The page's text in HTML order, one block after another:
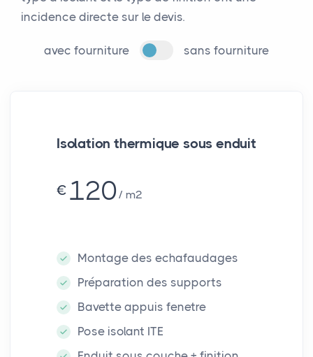
incidence directe sur le devis.
avec fourniture sans fourniture
Isolation thermique sous enduit
€ 120 m²
Montage des echafaudages
Préparation des supports
Bavette appuis fenetre
Pose isolant ITE